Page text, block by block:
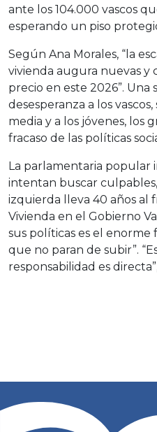
ante los 104.000 vascos
esperando un piso
Según Ana Morales, “la
vivienda augura nuevas y
precio en este 2026”.
desesperanza a los
media y a los jóvenes, los
fracaso de las políticas
La parlamentaria popular
intentan buscar
izquierda lleva 40 años al
Vivienda en el Gobierno
sus políticas es el enorme
que no paran de subir”.
responsabilidad es